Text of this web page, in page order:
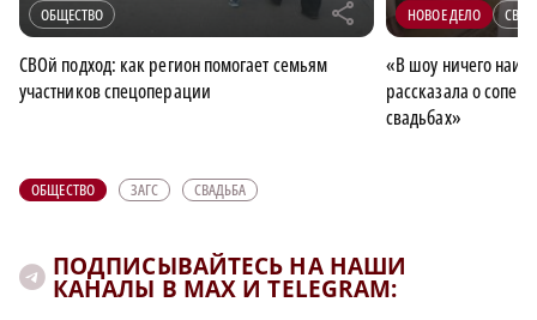
ОБЩЕСТВО r
СВОй подход: как регион помогает семьям
участников спецоперации
НОВОЕ ДЕЛО
«В шоу ничего
рассказала о
свадьбах»
ОБЩЕСТВО ЗАГС СВАДЬБА
ПОДПИСЫВАЙТЕСЬ НА НАШИ
КАНАЛЫ В MAX И TELEGRAM: